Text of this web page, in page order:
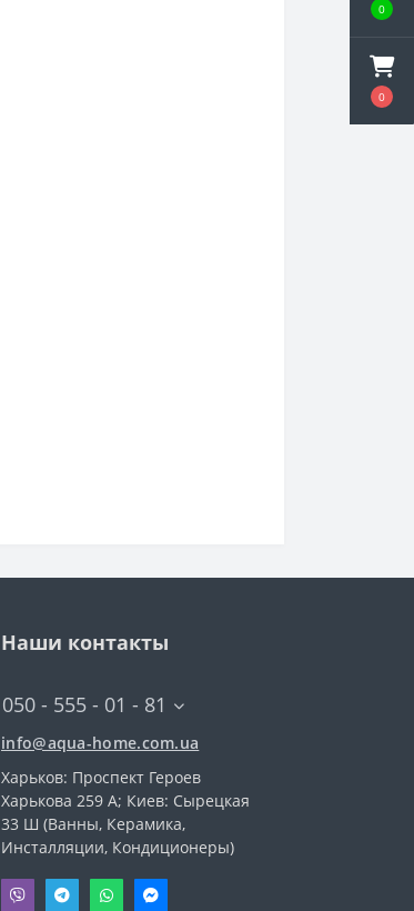
0
0
Наши контакты
050 - 555 - 01 - 81
info@aqua-home.com.ua
Харьков: Проспект Героев
Харькова 259 А; Киев: Сырецкая
33 Ш (Ванны, Керамика,
Инсталляции, Кондиционеры)